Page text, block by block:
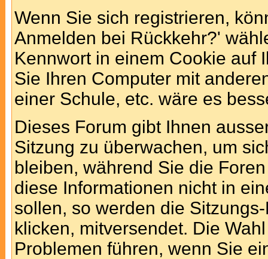
Wenn Sie sich registrieren,
Anmelden bei Rückkehr?'
Kennwort in einem Cookie auf
Sie Ihren Computer mit
einer Schule, etc. wäre es
Dieses Forum gibt Ihnen
Sitzung zu überwachen, um
bleiben, während Sie die
diese Informationen nicht in
sollen, so werden die
klicken, mitversendet. Die
Problemen führen, wenn Sie